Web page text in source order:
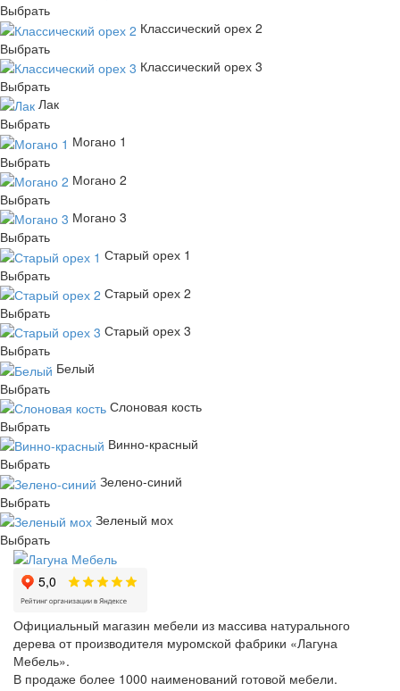
Выбрать
Классический орех 2
Выбрать
Классический орех 3
Выбрать
Лак
Выбрать
Могано 1
Выбрать
Могано 2
Выбрать
Могано 3
Выбрать
Старый орех 1
Выбрать
Старый орех 2
Выбрать
Старый орех 3
Выбрать
Белый
Выбрать
Слоновая кость
Выбрать
Винно-красный
Выбрать
Зелено-синий
Выбрать
Зеленый мох
Выбрать
Официальный магазин мебели из массива натурального
дерева от производителя муромской фабрики «Лагуна
Мебель».
В продаже более 1000 наименований готовой мебели.